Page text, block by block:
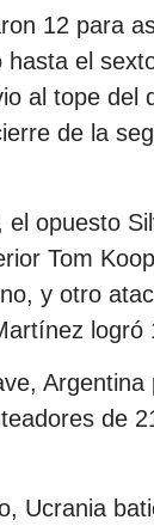
12 para
hasta el
al tope del
de la
el opuesto
Tom
y otro
logró
Argentina
de
Ucrania